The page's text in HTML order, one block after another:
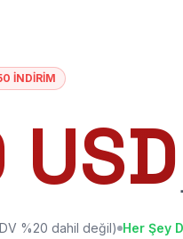
İNDİRİM
%20 dahil değil) Her Şey